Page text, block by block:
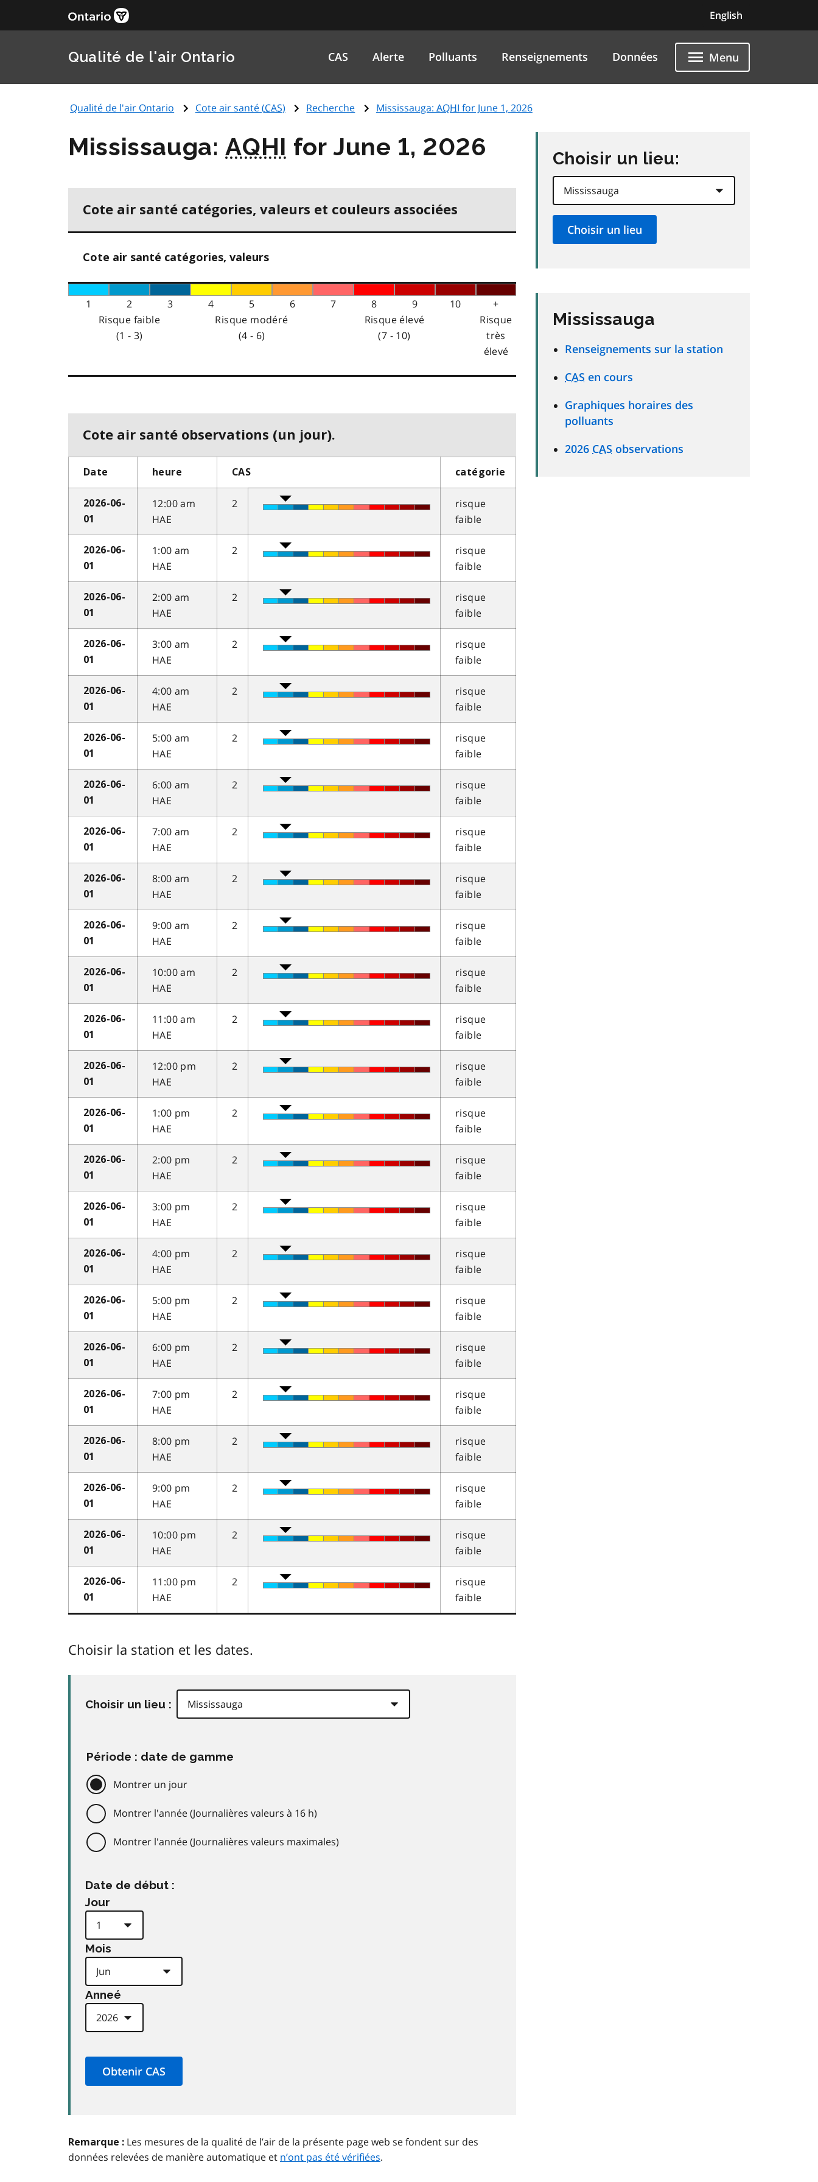
English
Qualité de l'air Ontario CAS Alerte Polluants Renseignements Données Menu
Qualité de l'air Ontario Cote air santé (CAS) Recherche Mississauga: AQHI for June 1, 2026
Mississauga:AQHI for June 1, 2026
Cote air santé catégories, valeurs et couleurs associées
Cote air santé catégories, valeurs
1 2 3 4 5 6 7 8 9 10
+
Risque faible
(1 - 3)
Risque modéré
(4 - 6)
Risque élevé
(7 - 10)
Risque
très
élevé
Cote air santé observations (un jour).
Date heure CAS catégorie
2026-06-
01
12:00 am
HAE
2
risque
faible
2026-06-
01
1:00 am
HAE
2
risque
faible
2026-06-
01
2:00 am
HAE
2
risque
faible
2026-06-
01
3:00 am
HAE
2
risque
faible
2026-06-
01
4:00 am
HAE
2
risque
faible
2026-06-
01
5:00 am
HAE
2
risque
faible
2026-06-
01
6:00 am
HAE
2
risque
faible
2026-06-
01
7:00 am
HAE
2
risque
faible
2026-06-
01
8:00 am
HAE
2
risque
faible
2026-06-
01
9:00 am
HAE
2
risque
faible
2026-06-
01
10:00 am
HAE
2
risque
faible
2026-06-
01
11:00 am
HAE
2
risque
faible
2026-06-
01
12:00 pm
HAE
2
risque
faible
2026-06-
01
1:00 pm
HAE
2
risque
faible
2026-06-
01
2:00 pm
HAE
2
risque
faible
2026-06-
01
3:00 pm
HAE
2
risque
faible
2026-06-
01
4:00 pm
HAE
2
risque
faible
2026-06-
01
5:00 pm
HAE
2
risque
faible
2026-06-
01
6:00 pm
HAE
2
risque
faible
2026-06-
01
7:00 pm
HAE
2
risque
faible
2026-06-
01
8:00 pm
HAE
2
risque
faible
2026-06-
01
9:00 pm
HAE
2
risque
faible
2026-06-
01
10:00 pm
HAE
2
risque
faible
2026-06-
01
11:00 pm
HAE
2
risque
faible
Choisir la station et les dates.
Choisir un lieu :
Période : date de gamme
Montrer un jour
Montrer l'année (Journalières valeurs à 16 h)
Montrer l'année (Journalières valeurs maximales)
Date de début :
Jour
Mois
Anneé
Remarque : Les mesures de la qualité de l’air de la présente page web se fondent sur des
données relevées de manière automatique et n’ont pas été vérifiées.
Choisir un lieu:
Mississauga
Renseignements sur la station
CAS en cours
Graphiques horaires des
polluants
2026 CAS observations